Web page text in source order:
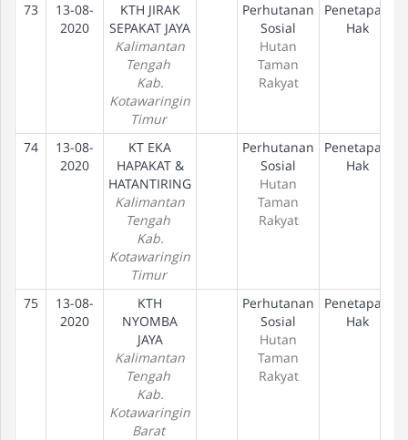
73
13-08-
2020
KTH JIRAK
SEPAKAT JAYA
Kalimantan
Tengah
Kab.
Kotawaringin
Timur
Perhutanan
Sosial
Hutan
Taman
Rakyat
Penetapan
Hak
74
13-08-
2020
KT EKA
HAPAKAT &
HATANTIRING
Kalimantan
Tengah
Kab.
Kotawaringin
Timur
Perhutanan
Sosial
Hutan
Taman
Rakyat
Penetapan
Hak
75
13-08-
2020
KTH
NYOMBA
JAYA
Kalimantan
Tengah
Kab.
Kotawaringin
Barat
Perhutanan
Sosial
Hutan
Taman
Rakyat
Penetapan
Hak